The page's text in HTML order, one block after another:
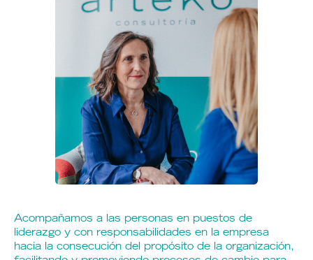
Acompañamos a las personas en puestos de
liderazgo y con responsabilidades en la empresa
hacia la consecución del propósito de la organización,